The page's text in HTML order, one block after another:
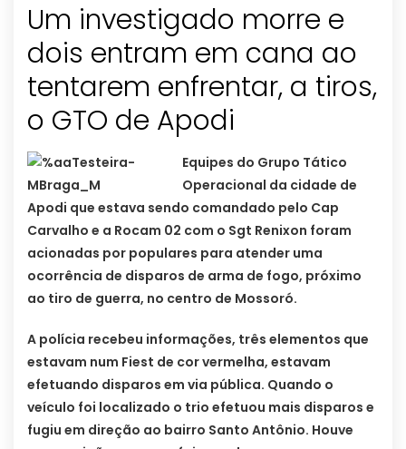
Um investigado morre e
dois entram em cana ao
tentarem enfrentar, a tiros,
o GTO de Apodi
Equipes do Grupo Tático
Operacional da cidade de
Apodi que estava sendo comandado pelo Cap
Carvalho e a Rocam 02 com o Sgt Renixon foram
acionadas por populares para atender uma
ocorrência de disparos de arma de fogo, próximo
ao tiro de guerra, no centro de Mossoró.
A polícia recebeu informações, três elementos que
estavam num Fiest de cor vermelha, estavam
efetuando disparos em via pública. Quando o
veículo foi localizado o trio efetuou mais disparos e
fugiu em direção ao bairro Santo Antônio. Houve